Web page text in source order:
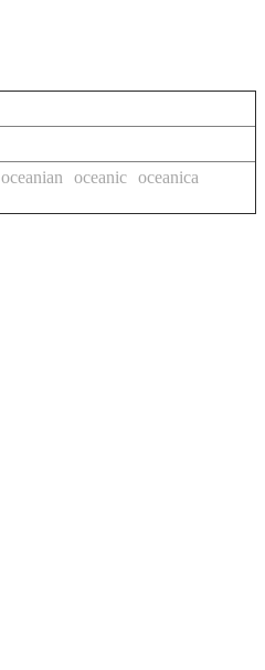
oceanian oceanic oceanica